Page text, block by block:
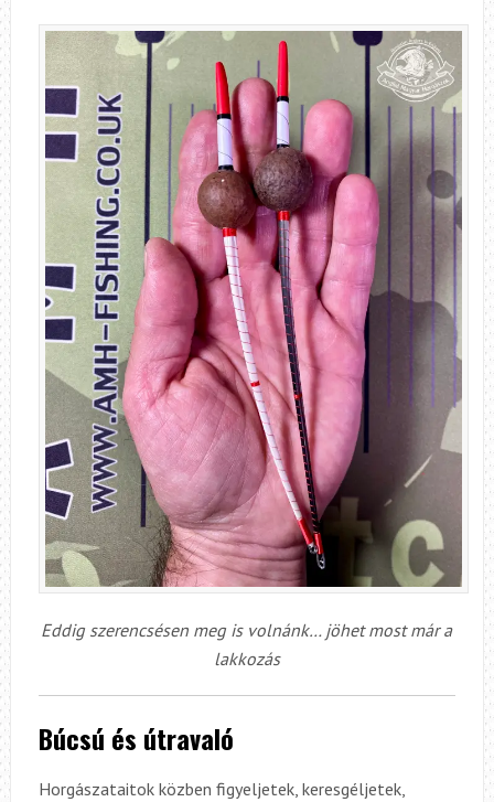
Eddig szerencsésen meg is volnánk… jöhet most már a
lakkozás
Búcsú és útravaló
Horgászataitok közben figyeljetek, keresgéljetek,